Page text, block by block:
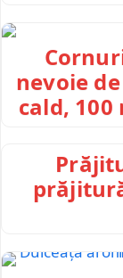
nevoie
cald,